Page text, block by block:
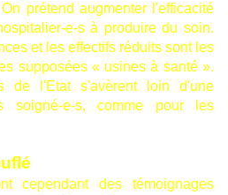
prétend augmenter l'efficacité
e-s à produire du soin.
et les effectifs réduits sont les
supposées « usines à santé ».
de l'Etat s'avèrent loin d'une
soigné-e-s, comme pour les
cependant des témoignages